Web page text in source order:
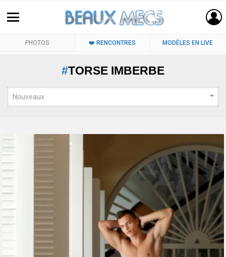
PHOTOS ❤️ RENCONTRES MODÈLES EN LIVE
TORSE IMBERBE
STORIES